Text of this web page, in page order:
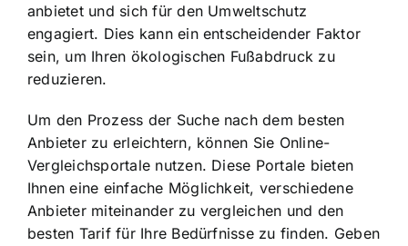
anbietet und sich für den Umweltschutz
engagiert. Dies kann ein entscheidender Faktor
sein, um Ihren ökologischen Fußabdruck zu
reduzieren.
Um den Prozess der Suche nach dem besten
Anbieter zu erleichtern, können Sie Online-
Vergleichsportale nutzen. Diese Portale bieten
Ihnen eine einfache Möglichkeit, verschiedene
Anbieter miteinander zu vergleichen und den
besten Tarif für Ihre Bedürfnisse zu finden. Geben